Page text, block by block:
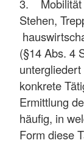
3. Mobilität
Stehen,
(§14 Abs. 4
konkrete
Ermittlung
häufig, in
Form diese